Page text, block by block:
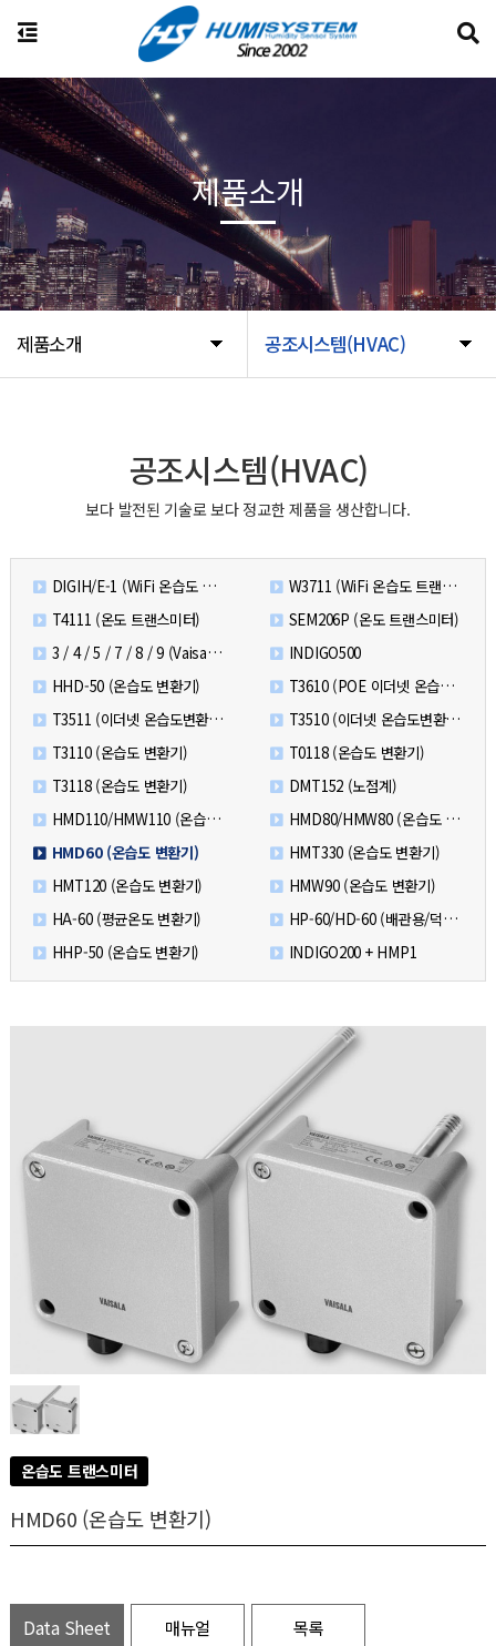
제품소개 공조시스템(HVAC)
제품소개
공조시스템(HVAC)
보다 발전된 기술로 보다 정교한 제품을 생산합니다.
DIGIH/E-1 (WiFi 온습도 트랜스미터 - Probe)
W3711 (WiFi 온습도 트랜스미터 - Indicator)
T4111 (온도 트랜스미터)
SEM206P (온도 트랜스미터)
3 / 4 / 5 / 7 / 8 / 9 (Vaisala 신제품)
INDIGO500
HHD-50 (온습도 변환기)
T3610 (POE 이더넷 온습도변환기)
T3511 (이더넷 온습도변환기)
T3510 (이더넷 온습도변환기)
T3110 (온습도 변환기)
T0118 (온습도 변환기)
T3118 (온습도 변환기)
DMT152 (노점계)
HMD110/HMW110 (온습도 변환기)
HMD80/HMW80 (온습도 변환기)
HMD60 (온습도 변환기)
HMT330 (온습도 변환기)
HMT120 (온습도 변환기)
HMW90 (온습도 변환기)
HA-60 (평균온도 변환기)
HP-60/HD-60 (배관용/덕트용 온도 변환기)
HHP-50 (온습도 변환기)
INDIGO200 + HMP1
온습도 트랜스미터
HMD60 (온습도 변환기)
Data Sheet 매뉴얼 목록